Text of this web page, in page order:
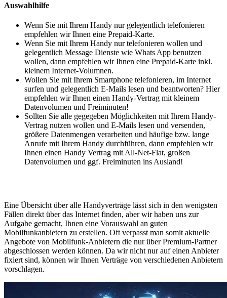
Auswahlhilfe
Wenn Sie mit Ihrem Handy nur gelegentlich telefonieren
empfehlen wir Ihnen eine Prepaid-Karte.
Wenn Sie mit Ihrem Handy nur telefonieren wollen und
gelegentlich Message Dienste wie Whats App benutzen
wollen, dann empfehlen wir Ihnen eine Prepaid-Karte inkl.
kleinem Internet-Volumnen.
Wollen Sie mit Ihrem Smartphone telefonieren, im Internet
surfen und gelegentlich E-Mails lesen und beantworten? Hier
empfehlen wir Ihnen einen Handy-Vertrag mit kleinem
Datenvolumen und Freiminuten!
Sollten Sie alle gegegeben Möglichkeiten mit Ihrem Handy-
Vertrag nutzen wollen und E-Mails lesen und versenden,
größere Datenmengen verarbeiten und häufige bzw. lange
Anrufe mit Ihrem Handy durchführen, dann empfehlen wir
Ihnen einen Handy Vertrag mit All-Net-Flat, großen
Datenvolumen und ggf. Freiminuten ins Ausland!
Eine Übersicht über alle Handyverträge lässt sich in den wenigsten
Fällen direkt über das Internet finden, aber wir haben uns zur
Aufgabe gemacht, Ihnen eine Vorauswahl an guten
Mobilfunkanbietern zu erstellen. Oft verpasst man somit aktuelle
Angebote von Mobilfunk-Anbietern die nur über Premium-Partner
abgeschlossen werden können. Da wir nicht nur auf einen Anbieter
fixiert sind, können wir Ihnen Verträge von verschiedenen Anbietern
vorschlagen.